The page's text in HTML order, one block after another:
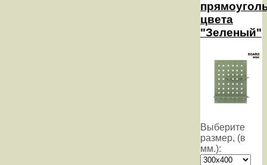
цвета
"Зеленый"
Выберите
размер, (в
мм.):